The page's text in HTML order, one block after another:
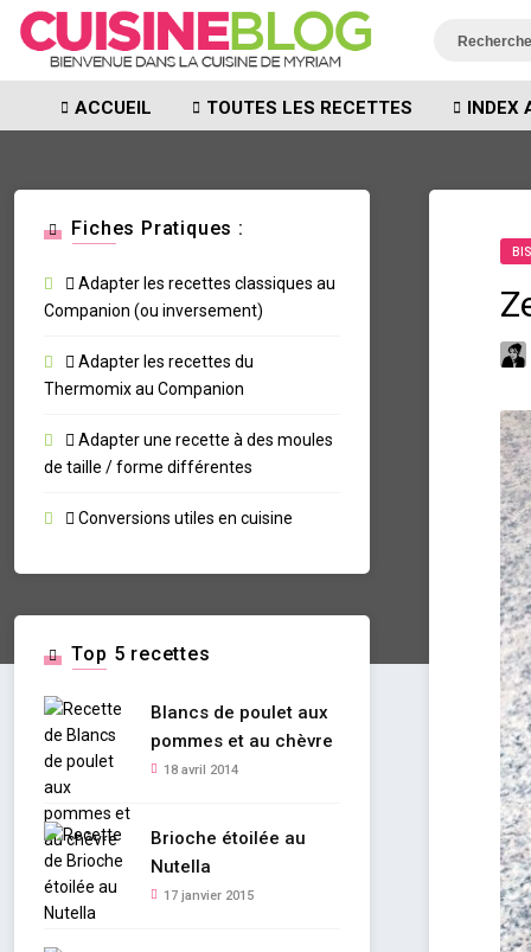
ACCUEIL TOUTES LES RECETTES INDEX
Fiches Pratiques :
Adapter les recettes classiques au
Companion (ou inversement)
Adapter les recettes du
Thermomix au Companion
Adapter une recette à des moules
de taille / forme différentes
Conversions utiles en cuisine
Top 5 recettes
Blancs de poulet aux
pommes et au chèvre
18 avril 2014
Brioche étoilée au
Nutella
17 janvier 2015